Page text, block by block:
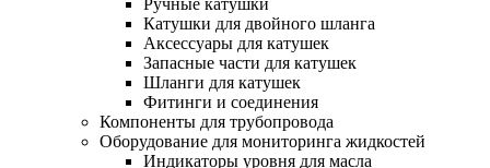
Ручные катушки
Катушки для двойного шланга
Аксессуары для катушек
Запасные части для катушек
Шланги для катушек
Фитинги и соединения
Компоненты для трубопровода
Оборудование для мониторинга жидкостей
Индикаторы уровня для масла